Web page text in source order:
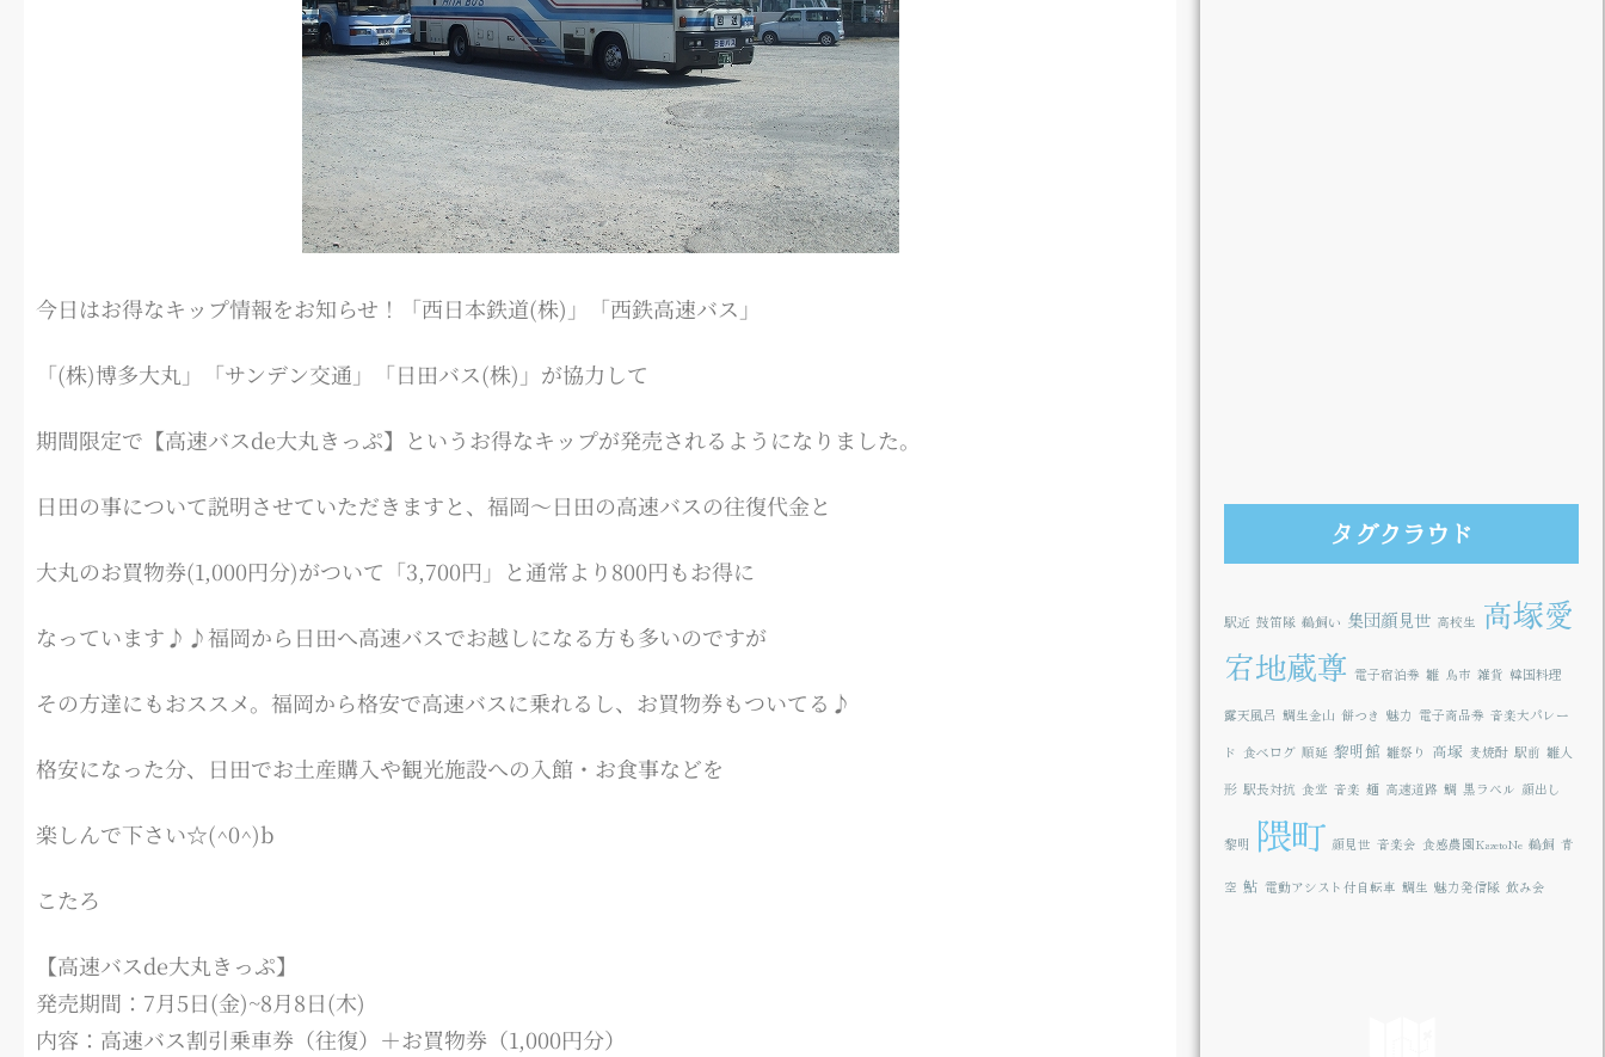
今日はお得なキップ情報をお知らせ！「西日本鉄道(株)」「西鉄高速バス」
「(株)博多大丸」「サンデン交通」「日田バス(株)」が協力して
期間限定で【高速バスde大丸きっぷ】というお得なキップが発売されるようになりました。
日田の事について説明させていただきますと、福岡～日田の高速バスの往復代金と
大丸のお買物券(1,000円分)がついて「3,700円」と通常より800円もお得に
なっています♪♪福岡から日田へ高速バスでお越しになる方も多いのですが
その方達にもおススメ。福岡から格安で高速バスに乗れるし、お買物券もついてる♪
格安になった分、日田でお土産購入や観光施設への入館・お食事などを
楽しんで下さい☆(^0^)b
こたろ
【高速バスde大丸きっぷ】
発売期間：7月5日(金)~8月8日(木)
内容：高速バス割引乗車券（往復）＋お買物券（1,000円分）
タグクラウド
駅近 鼓笛隊 鵜飼い 集団顔見世 高校生 高塚愛
宕地蔵尊 電子宿泊券 雛 鳥市 雑貨 韓国料理
露天風呂 鯛生金山 餅つき 魅力 電子商品券 音楽大パレー
ド 食べログ 順延 黎明館 雛祭り 高塚 麦焼酎 駅前 雛人
形 駅長対抗 食堂 音楽 麺 高速道路 鯛 黒ラベル 顔出し
黎明 隈町 顔見世 音楽会 食感農園KazetoNe 鵜飼 青
空 鮎 電動アシスト付自転車 鯛生 魅力発信隊 飲み会